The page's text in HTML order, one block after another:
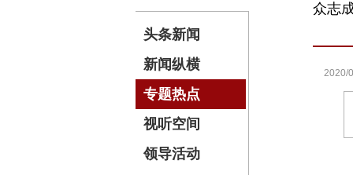
头条新闻
新闻纵横
专题热点
视听空间
领导活动
众志
2020/